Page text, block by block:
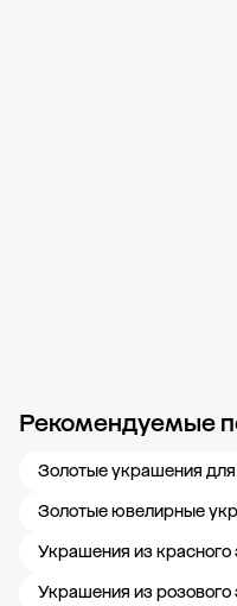
Рекомендуемые
Золотые украшения
Золотые ювелирные
Украшения из красного
Украшения из розового
Новости компании Журнал